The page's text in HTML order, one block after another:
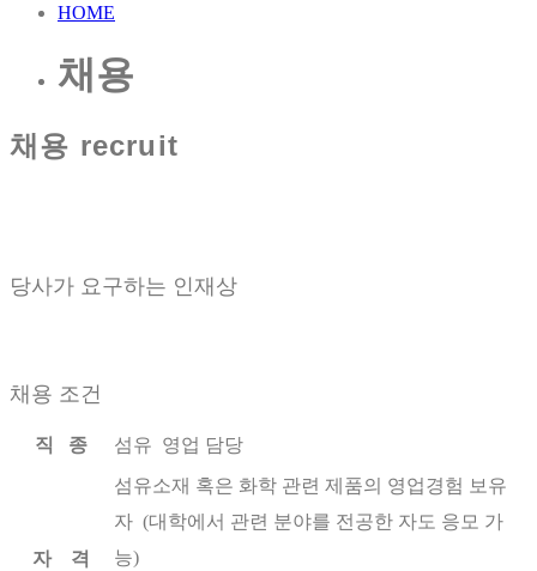
HOME
채용
채용 recruit
당사가 요구하는 인재상
채용 조건
직 종 섬유 영업 담당
자 격
섬유소재 혹은 화학 관련 제품의 영업경험 보유
자 (대학에서 관련 분야를 전공한 자도 응모 가
능)